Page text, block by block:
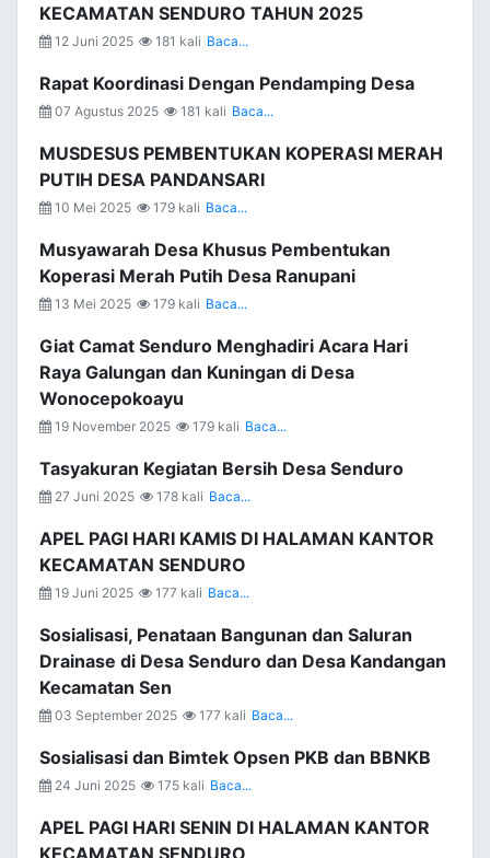
KECAMATAN SENDURO TAHUN 2025
12 Juni 2025 181 kali Baca...
Rapat Koordinasi Dengan Pendamping Desa
07 Agustus 2025 181 kali Baca...
MUSDESUS PEMBENTUKAN KOPERASI MERAH
PUTIH DESA PANDANSARI
10 Mei 2025 179 kali Baca...
Musyawarah Desa Khusus Pembentukan
Koperasi Merah Putih Desa Ranupani
13 Mei 2025 179 kali Baca...
Giat Camat Senduro Menghadiri Acara Hari
Raya Galungan dan Kuningan di Desa
Wonocepokoayu
19 November 2025 179 kali Baca...
Tasyakuran Kegiatan Bersih Desa Senduro
27 Juni 2025 178 kali Baca...
APEL PAGI HARI KAMIS DI HALAMAN KANTOR
KECAMATAN SENDURO
19 Juni 2025 177 kali Baca...
Sosialisasi, Penataan Bangunan dan Saluran
Drainase di Desa Senduro dan Desa Kandangan
Kecamatan Sen
03 September 2025 177 kali Baca...
Sosialisasi dan Bimtek Opsen PKB dan BBNKB
24 Juni 2025 175 kali Baca...
APEL PAGI HARI SENIN DI HALAMAN KANTOR
KECAMATAN SENDURO